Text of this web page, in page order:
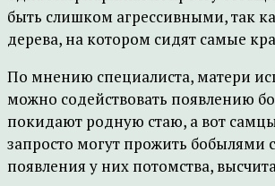
быть слишком агрессивными, так
дерева, на котором сидят самые
По мнению специалиста, матери
можно содействовать появлению
покидают родную стаю, а вот
запросто могут прожить бобылями
появления у них потомства,